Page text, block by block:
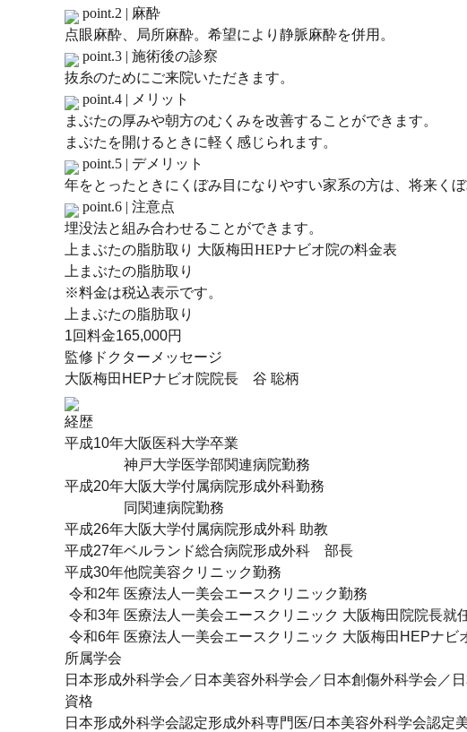
point.2 | 麻酔
点眼麻酔、局所麻酔。希望により静脈麻酔を併用。
point.3 | 施術後の診察
抜糸のためにご来院いただきます。
point.4 | メリット
まぶたの厚みや朝方のむくみを改善することができます。
まぶたを開けるときに軽く感じられます。
point.5 | デメリット
年をとったときにくぼみ目になりやすい家系の方は、将来く
point.6 | 注意点
埋没法と組み合わせることができます。
上まぶたの脂肪取り 大阪梅田HEPナビオ院の料金表
上まぶたの脂肪取り
※料金は税込表示です。
上まぶたの脂肪取り
1回料金165,000円
監修ドクターメッセージ
大阪梅田HEPナビオ院院長 谷 聡柄
経歴
平成10年大阪医科大学卒業
神戸大学医学部関連病院勤務
平成20年大阪大学付属病院形成外科勤務
同関連病院勤務
平成26年大阪大学付属病院形成外科 助教
平成27年ベルランド総合病院形成外科 部長
平成30年他院美容クリニック勤務
令和2年 医療法人一美会エースクリニック勤務
令和3年 医療法人一美会エースクリニック 大阪梅田院院長就
令和6年 医療法人一美会エースクリニック 大阪梅田HEPナビ
所属学会
日本形成外科学会／日本美容外科学会／日本創傷外科学会／
資格
日本形成外科学会認定形成外科専門医/日本美容外科学会認定